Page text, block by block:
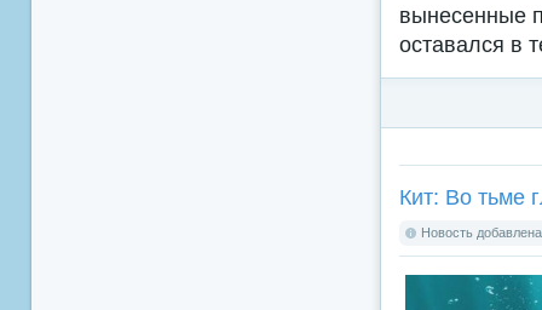
вынесенные
оставался в
Кит: Во тьме
Новость